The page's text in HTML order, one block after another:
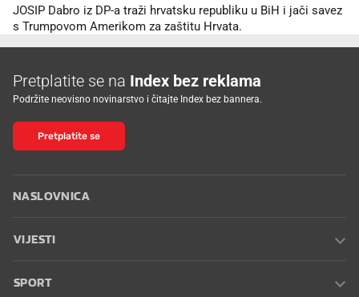
JOSIP Dabro iz DP-a traži hrvatsku republiku u BiH i jači savez
s Trumpovom Amerikom za zaštitu Hrvata.
Pretplatite se na Index bez reklama
Podržite neovisno novinarstvo i čitajte Index bez bannera.
Pretplatite se
NASLOVNICA
VIJESTI
SPORT